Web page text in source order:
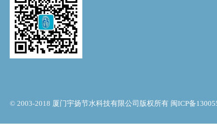
© 2003-2018 厦门宇扬节水科技有限公司版权所有 闽ICP备